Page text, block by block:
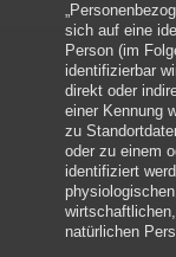
sich auf eine
Person (im
identifizierbar
direkt oder
einer Kennung
zu
oder zu einem
identifiziert
natürlichen